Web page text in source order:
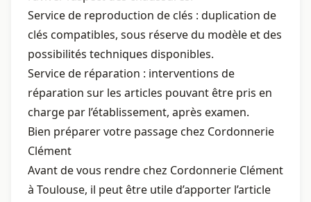
Service de reproduction de clés : duplication de
clés compatibles, sous réserve du modèle et des
possibilités techniques disponibles.
Service de réparation : interventions de
réparation sur les articles pouvant être pris en
charge par l’établissement, après examen.
Bien préparer votre passage chez Cordonnerie
Clément
Avant de vous rendre chez Cordonnerie Clément
à Toulouse, il peut être utile d’apporter l’article